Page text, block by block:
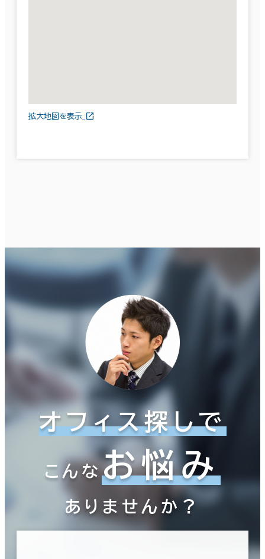
拡大地図を表示
オフィス探しで
こんなお悩み
ありませんか？